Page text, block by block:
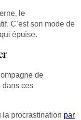
le
C’est son mode de
épuise.
de
dans ces
la procrastination par